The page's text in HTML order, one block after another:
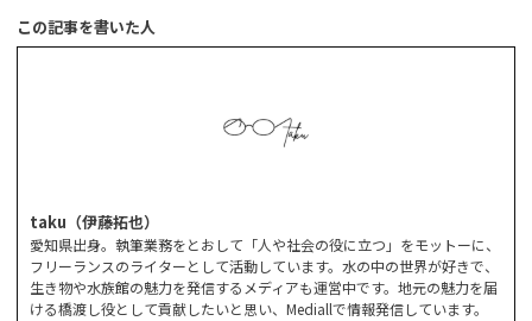
この記事を書いた人
taku（伊藤拓也）
愛知県出身。執筆業務をとおして「人や社会の役に立つ」をモットーに、
フリーランスのライターとして活動しています。水の中の世界が好きで、
生き物や水族館の魅力を発信するメディアも運営中です。地元の魅力を届
ける橋渡し役として貢献したいと思い、Mediallで情報発信しています。